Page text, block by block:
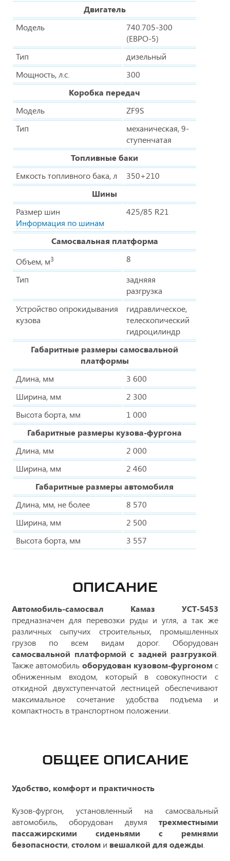
Двигатель
Модель
740.705-300
(ЕВРО-5)
Тип
дизельный
Мощность, л.с.
300
Коробка передач
Модель
ZF9S
Тип
механическая, 9-
ступенчатая
Топливные баки
Емкость топливного бака, л
350+210
Шины
Размер шин
Информация по шинам
425/85 R21
Самосвальная платформа
Объем, м3
8
Тип
задняяя
разгрузка
Устройство опрокидывания
кузова
гидравлическое,
телескопический
гидроцилиндр
Габаритные размеры самосвальной
платформы
Длина, мм
3 600
Ширина, мм
2 300
Высота борта, мм
1 000
Габаритные размеры кузова-фургона
Длина, мм
2 000
Ширина, мм
2 460
Габаритные размеры автомобиля
Длина, мм, не более
8 570
Ширина, мм
2 500
Высота борта, мм
3 557
ОПИСАНИЕ
Автомобиль-самосвал Камаз УСТ-5453
предназначен для перевозки руды и угля, а так же
различных сыпучих строительных, промышленных
грузов по всем видам дорог. Оборудован
самосвальной платформой с задней разгрузкой.
Также автомобиль оборудован кузовом-фургономс
обниженным входом, который в совокупности с
откидной двухступенчатой лестницей обеспечивают
максимальное сочетание удобства подъема и
компактность в транспортном положении.
ОБЩЕЕ ОПИСАНИЕ
Удобство, комфорт и практичность
Кузов-фургон, установленный на самосвальный
автомобиль, оборудован двумя трехместными
пассажирскими сиденьями с ремнями
безопасности,столом и вешалкой для одежды.